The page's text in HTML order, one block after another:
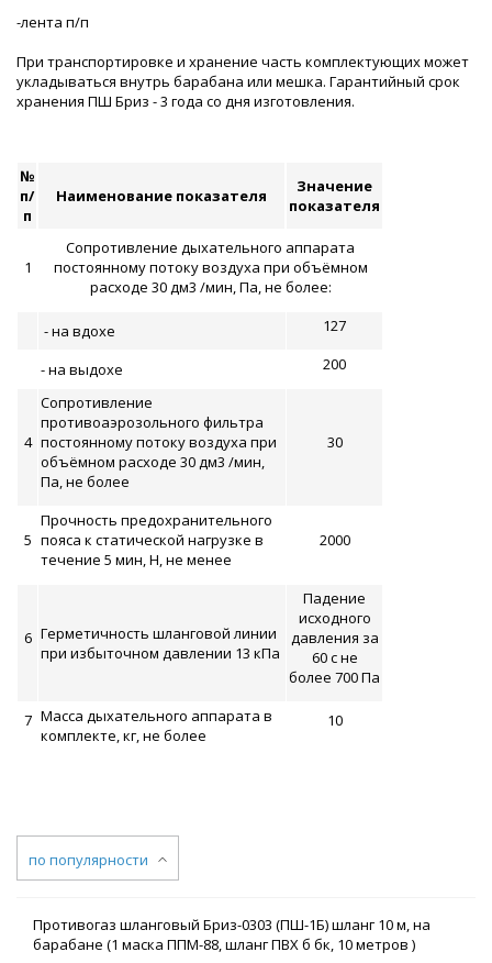
-лента п/п
При транспортировке и хранение часть комплектующих может
укладываться внутрь барабана или мешка. Гарантийный срок
хранения ПШ Бриз - 3 года со дня изготовления.
№
п/
п
Наименование показателя
Значение
показателя
1
Сопротивление дыхательного аппарата
постоянному потоку воздуха при объёмном
расходе 30 дм3 /мин, Па, не более:
- на вдохе 127
- на выдохе 200
4
Сопротивление
противоаэрозольного фильтра
постоянному потоку воздуха при
объёмном расходе 30 дм3 /мин,
Па, не более
30
5
Прочность предохранительного
пояса к статической нагрузке в
течение 5 мин, Н, не менее
2000
6 Герметичность шланговой линии
при избыточном давлении 13 кПа
Падение
исходного
давления за
60 с не
более 700 Па
7 Масса дыхательного аппарата в
комплекте, кг, не более
10
по популярности
Противогаз шланговый Бриз-0303 (ПШ-1Б) шланг 10 м, на
барабане (1 маска ППМ-88, шланг ПВХ б бк, 10 метров )